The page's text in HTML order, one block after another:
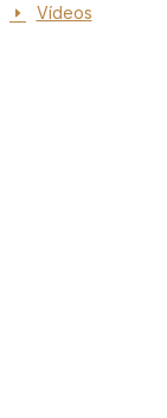
Vídeos